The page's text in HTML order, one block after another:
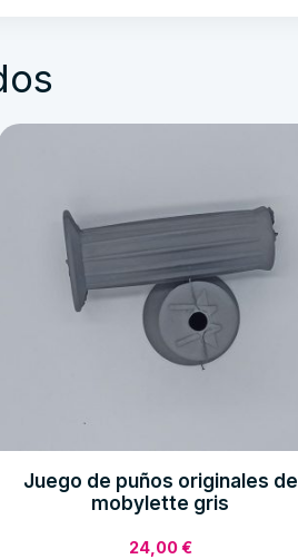
Juego de puños originales de
mobylette gris
24,00€